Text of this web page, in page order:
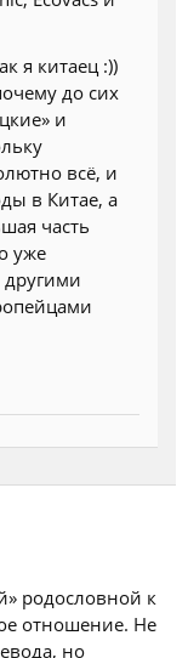
я китаец :))
до сих
и
всё, и
в Китае, а
часть
уже
другими
родословной к
отношение. Не
но